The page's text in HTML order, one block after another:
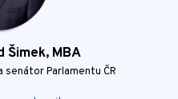
Šimek, MBA
Parlamentu ČR